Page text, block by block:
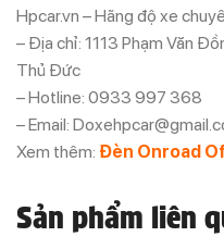
Hpcar.vn – Hãng độ xe
– Địa chỉ: 1113 Phạm Văn
Thủ Đức
– Hotline: 0933 997 368
– Email:
Xem thêm: Đèn Onroad
Sản phẩm liên